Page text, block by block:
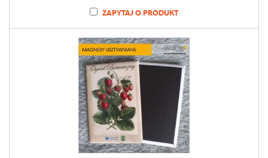
ZAPYTAJ O PRODUKT